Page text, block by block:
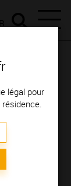
légal pour